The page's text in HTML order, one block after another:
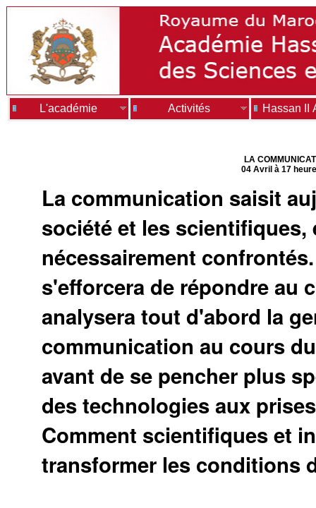
L'académie Activités Hassan II
LA
04 Avril à 17
La communication saisit
société et les
nécessairement
s'efforcera de répondre au
analysera tout d'abord la
communication au cours
avant de se pencher plus
des technologies aux
Comment scientifiques et
transformer les conditions